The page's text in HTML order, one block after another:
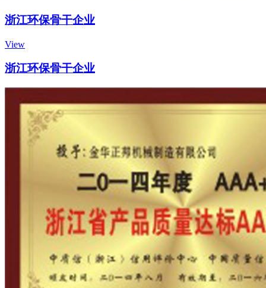
浙江环保骨干企业
View
浙江环保骨干企业